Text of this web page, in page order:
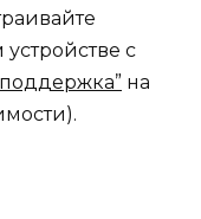
с
на